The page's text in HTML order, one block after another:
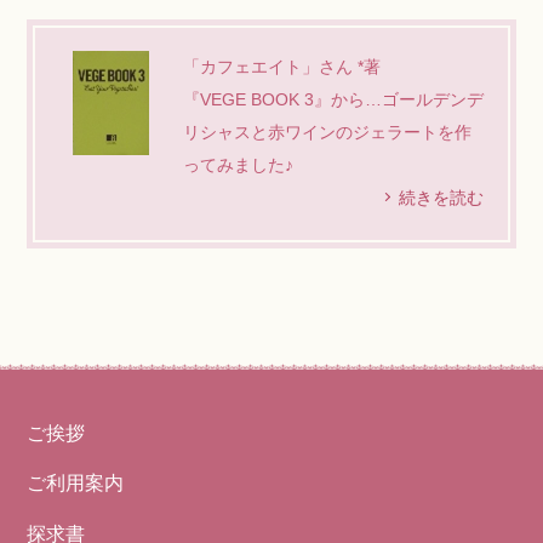
「カフェエイト」さん *著
『VEGE BOOK 3』から…ゴールデンデ
リシャスと赤ワインのジェラートを作
ってみました♪
続きを読む
ご挨拶
ご利用案内
探求書